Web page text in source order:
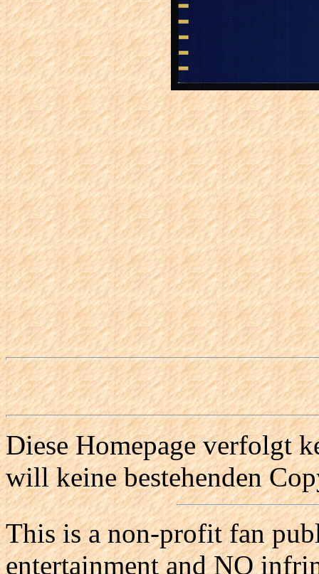
Diese Homepage verfolgt
will keine bestehenden
This is a non-profit fan
entertainment and NO